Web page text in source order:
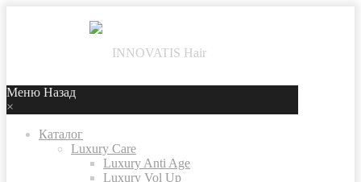
Меню Назад
×
Каталог
Luxury Care
Luxury Anti Age
Luxury Vol Up